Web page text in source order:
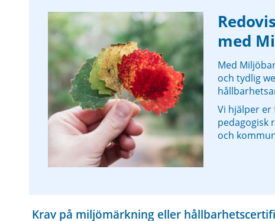
med
Med
och tydlig
Vi hjälper
pedagogisk
och
Krav på miljömärkning eller